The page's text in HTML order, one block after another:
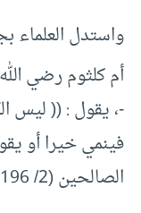
واستدل العلماء
أم كلثوم رضي
-، يقول : (( ليس
فينمي خيرا أو
الصالحين (2/ 196)]